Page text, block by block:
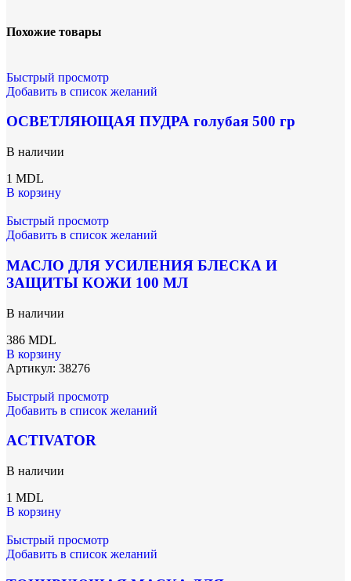
Похожие товары
Быстрый просмотр
Добавить в список желаний
ОСВЕТЛЯЮЩАЯ ПУДРА голубая 500 гр
В наличии
1 MDL
В корзину
Быстрый просмотр
Добавить в список желаний
МАСЛО ДЛЯ УСИЛЕНИЯ БЛЕСКА И
ЗАЩИТЫ КОЖИ 100 МЛ
В наличии
386 MDL
В корзину
Артикул: 38276
Быстрый просмотр
Добавить в список желаний
ACTIVATOR
В наличии
1 MDL
В корзину
Быстрый просмотр
Добавить в список желаний